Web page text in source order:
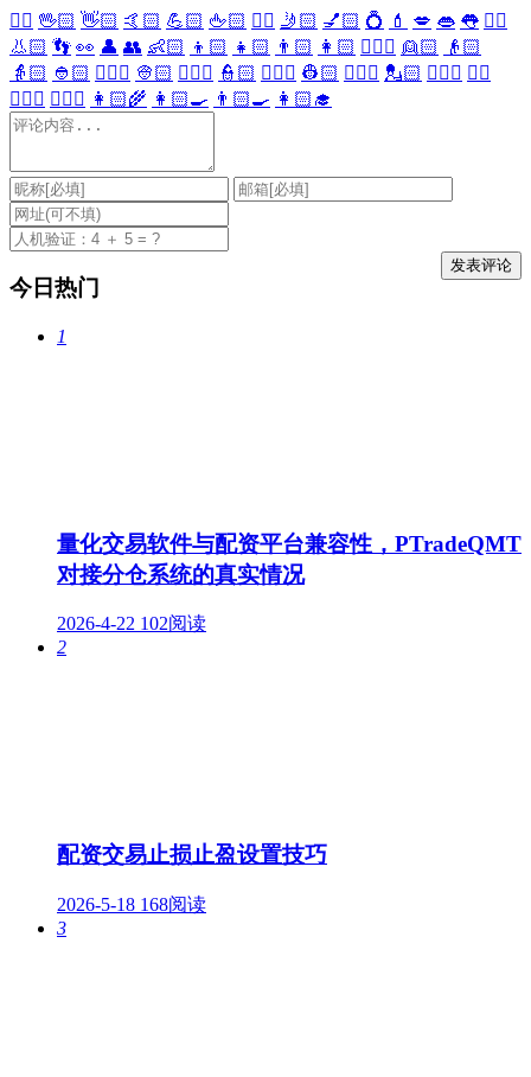
🖐🏻 🖖🏻 👋🏻 🤙🏻 💪🏻 🖕🏻 ✍🏻 🤳🏻 💅🏻 💍 💄 💋 👄 👅 👂🏻
👃🏻 👣 👀 👤 👥 👶🏻 👦🏻 👧🏻 👨🏻 👩🏻 👱🏻‍♀️ 👱🏻
👴🏻
👵🏻 👲🏻 👳🏻‍♀️ 👳🏻 👮🏻‍♀️ 👮🏻 👷🏻‍♀️ 👷🏻 💂🏻‍♀️ 💂🏻 🕵🏻‍♀️ 🕵🏻
👩🏻‍⚕️ 👨🏻‍⚕️ 👩🏻‍🌾 👩🏻‍🍳 👨🏻‍🍳 👩🏻‍🎓
今日热门
1
量化交易软件与配资平台兼容性，PTradeQMT
对接分仓系统的真实情况
2026-4-22 102阅读
2
配资交易止损止盈设置技巧
2026-5-18 168阅读
3